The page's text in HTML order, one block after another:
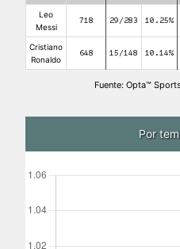
Leo
Messi
718 29/283 10.25%
Cristiano
Ronaldo
648 15/148 10.14%
Fuente: Opta™
Por